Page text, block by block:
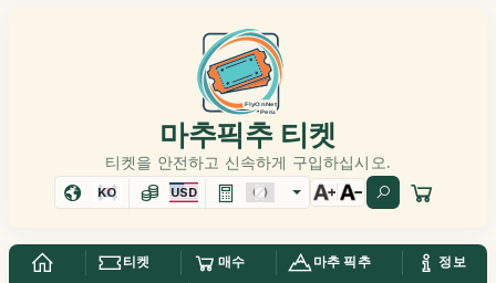
마추픽추 티켓
티켓을 안전하고 신속하게 구입하십시오.
KO USD
티켓 매수 마추 픽추
정보